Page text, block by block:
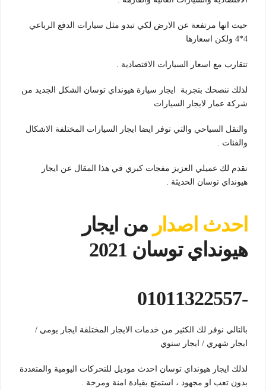
حيث انها مرتفعة عن الارض لكي تبدو مثل سيارات الدفع الرباعي
4*4 ولكن اسعارها
تتقارب مع اسعار السيارات الاقتصادية .
لذلك ننصحك بتجربة ايجار سيارة هيونداي توسان الشكل الجديد من
شركة عمار لايجار السيارات
والنقل السياحي والتي توفر ايضا ايجار السيارات المختلفة الاشكال
والفئات .
نقدم لك عميلي العزيز مفجات كبري في هذا المقال عن ايجار
هيونداي توسان الحديثة .
احدث اصدار من ايجار
هيونداي توسان 2021
-01011322557
بالتالي نوفر لك الكثير من خدمات الايجار المختلفة ايجار يومي /
ايجار شهري / ايجار سنوي
لذلك ايجار هيونداي توسان احدث موديل للتحركات اليومية والمتعددة
بدون تعب او مجهود ، استمتع بقيادة امنة ومرحة .